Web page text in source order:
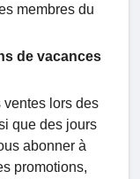
membres du
de vacances
lors des
que des jours
abonner à
promotions,